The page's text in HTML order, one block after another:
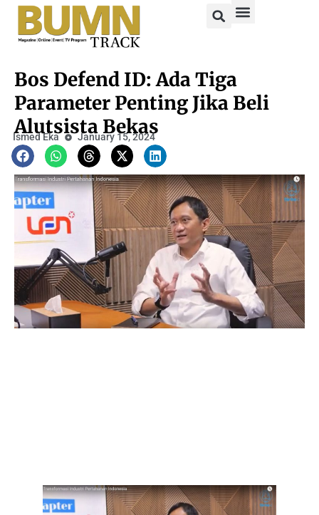
Bos Defend ID: Ada Tiga
Parameter Penting Jika Beli
Alutsista Bekas
Ismed Eka January 15, 2024